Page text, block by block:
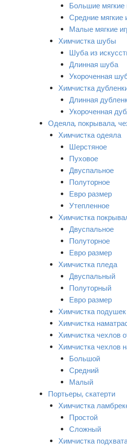
Большие мягкие
Средние мягкие
Малые мягкие
Химчистка шубы
Шуба из
Длинная шуба
Укороченная
Химчистка
Длинная
Укороченная
Одеяла, покрывала,
Химчистка одеяла
Шерстяное
Пуховое
Двуспальное
Полуторное
Евро размер
Утепленное
Химчистка
Двуспальное
Полуторное
Евро размер
Химчистка пледа
Двуспальный
Полуторный
Евро размер
Химчистка подушек
Химчистка
Химчистка чехлов
Химчистка чехлов
Большой
Средний
Малый
Портьеры, скатерти
Химчистка
Простой
Сложный
Химчистка